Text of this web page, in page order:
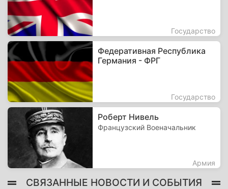
Государство
Федеративная Республика
Германия - ФРГ
Государство
Роберт Нивель
Французский Военачальник
Армия
СВЯЗАННЫЕ НОВОСТИ И СОБЫТИЯ